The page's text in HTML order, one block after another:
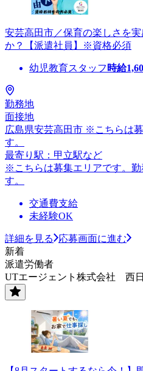
安芸高田市／保育の楽しさを
か？【派遣社員】※資格必須
幼児教育スタッフ 時給
勤務地
面接地
広島県安芸高田市 ※こちらは
す。
最寄り駅：甲立駅など
※こちらは募集エリアです。勤
す。
交通費支給
未経験OK
詳細を見る
応募画面に進む
新着
派遣労働者
UTエージェント株式会社 西